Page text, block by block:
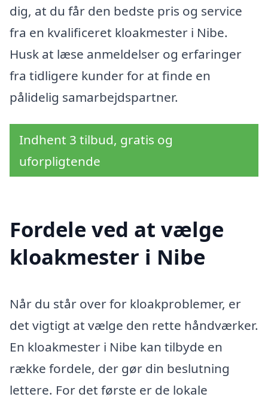
dig, at du får den bedste pris og service
fra en kvalificeret kloakmester i Nibe.
Husk at læse anmeldelser og erfaringer
fra tidligere kunder for at finde en
pålidelig samarbejdspartner.
Indhent 3 tilbud, gratis og
uforpligtende
Fordele ved at vælge
kloakmester i Nibe
Når du står over for kloakproblemer, er
det vigtigt at vælge den rette håndværker.
En kloakmester i Nibe kan tilbyde en
række fordele, der gør din beslutning
lettere. For det første er de lokale